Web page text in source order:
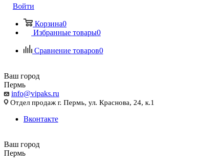
Войти
Корзина0
Избранные товары0
Сравнение товаров0
Ваш город
Пермь
info@vipaks.ru
Отдел продаж г. Пермь, ул. Краснова, 24, к.1
Вконтакте
Ваш город
Пермь